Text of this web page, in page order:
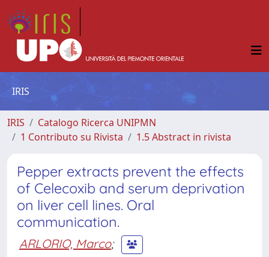
IRIS
IRIS
Catalogo Ricerca UNIPMN
1 Contributo su Rivista
1.5 Abstract in rivista
Pepper extracts prevent the effects
of Celecoxib and serum deprivation
on liver cell lines. Oral
communication.
ARLORIO, Marco;